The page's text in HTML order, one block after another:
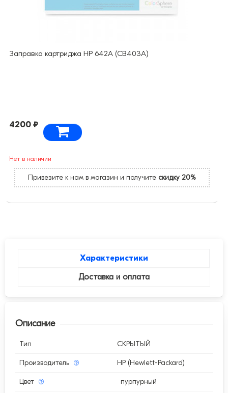
Заправка картриджа HP 642A (CB403A)
4200 ₽
Нет в наличии
Привезите к нам в магазин и получите скидку 20%
Характеристики
Доставка и оплата
Описание
Тип СКРЫТЫЙ
Производитель HP (Hewlett-Packard)
Цвет пурпурный